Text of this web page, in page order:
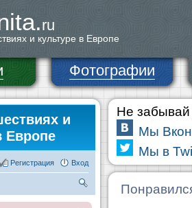
ru
и культуре в Европе
Фотографии
и
Европе
Вход
Регистрация
Не забывай
Мы
Мы в